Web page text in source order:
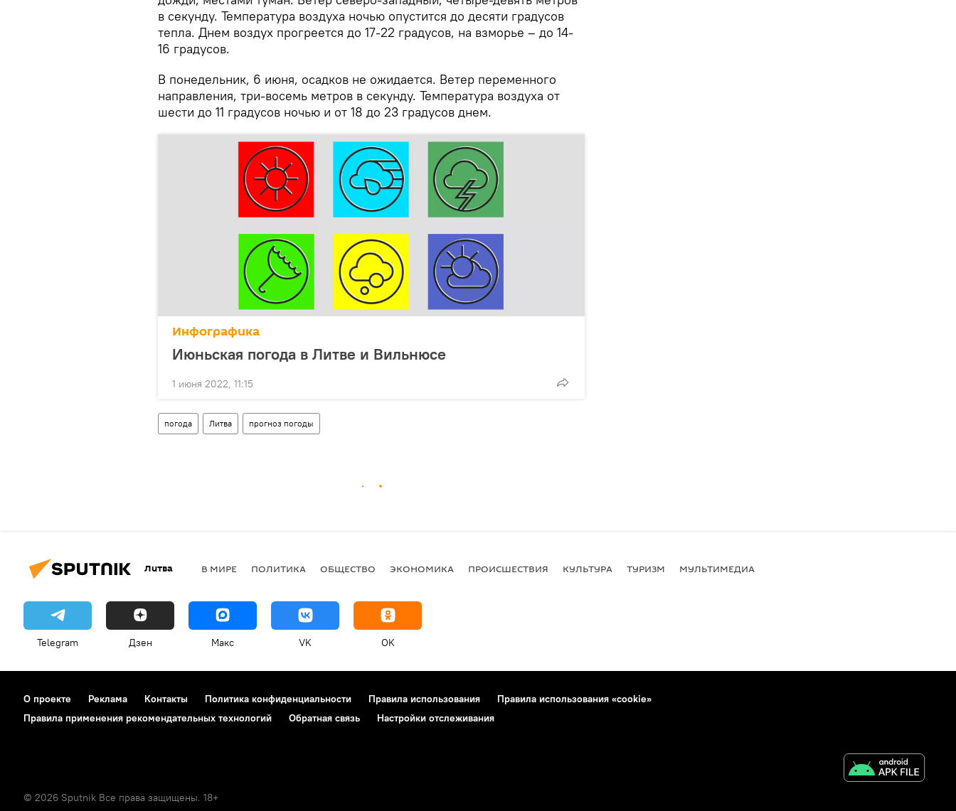
в секунду. Температура воздуха ночью опустится до десяти градусов
тепла. Днем воздух прогреется до ​​17-22 градусов, на взморье – до 14-
16 градусов.
В понедельник, 6 июня, осадков не ожидается. Ветер переменного
направления, три-восемь метров в секунду. Температура воздуха от
шести до 11 градусов ночью и от 18 до 23 градусов днем.
Инфографика
Июньская погода в Литве и Вильнюсе
1 июня 2022, 11:15
погода Литва прогноз погоды
Литва В МИРЕ ПОЛИТИКА ОБЩЕСТВО ЭКОНОМИКА ПРОИСШЕСТВИЯ КУЛЬТУРА ТУРИЗМ МУЛЬТИМЕДИА
Telegram Дзен Макс VK OK
О проекте Реклама Контакты Политика конфиденциальности Правила использования
Правила использования «cookie»
Правила применения рекомендательных технологий
Обратная связь Настройки отслеживания
© 2026 Sputnik Все права защищены. 18+